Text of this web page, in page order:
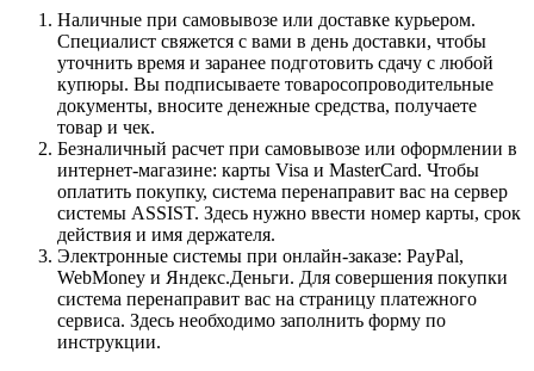
Наличные при самовывозе или доставке курьером.
Специалист свяжется с вами в день доставки, чтобы
уточнить время и заранее подготовить сдачу с любой
купюры. Вы подписываете товаросопроводительные
документы, вносите денежные средства, получаете
товар и чек.
Безналичный расчет при самовывозе или оформлении в
интернет-магазине: карты Visa и MasterCard. Чтобы
оплатить покупку, система перенаправит вас на сервер
системы ASSIST. Здесь нужно ввести номер карты, срок
действия и имя держателя.
Электронные системы при онлайн-заказе: PayPal,
WebMoney и Яндекс.Деньги. Для совершения покупки
система перенаправит вас на страницу платежного
сервиса. Здесь необходимо заполнить форму по
инструкции.